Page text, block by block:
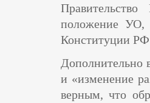
положение
Конституции
Дополнительно
и «изменение
верным, что